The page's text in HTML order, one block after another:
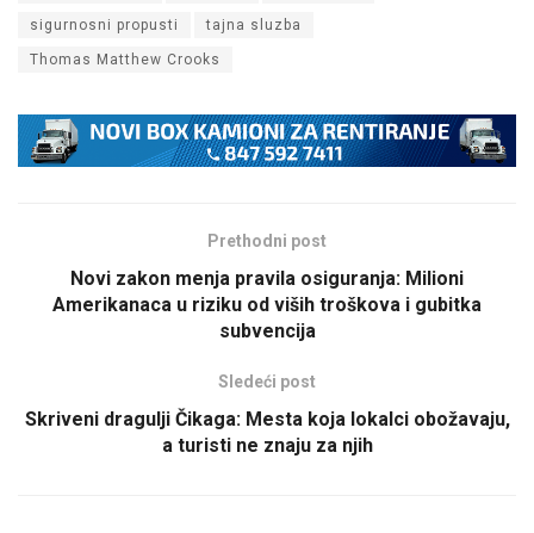
sigurnosni propusti tajna sluzba
Thomas Matthew Crooks
Prethodni post
Novi zakon menja pravila osiguranja: Milioni
Amerikanaca u riziku od viših troškova i gubitka
subvencija
Sledeći post
Skriveni dragulji Čikaga: Mesta koja lokalci obožavaju,
a turisti ne znaju za njih